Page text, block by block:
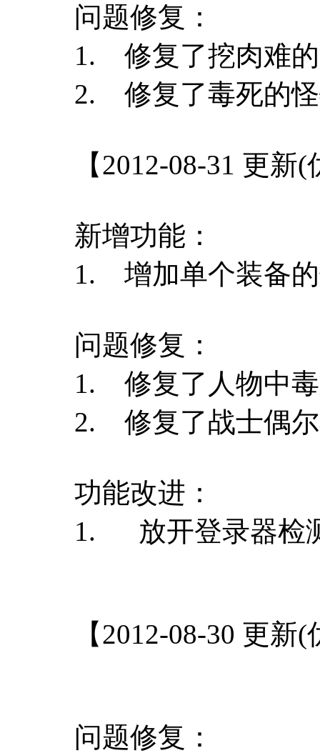
问题修复：
1. 修复了挖肉难
2. 修复了毒死的
【2012-08-31 更新
新增功能：
1. 增加单个装备
问题修复：
1. 修复了人物中
2. 修复了战士偶
功能改进：
1. 放开登录器检
【2012-08-30 更新
问题修复：